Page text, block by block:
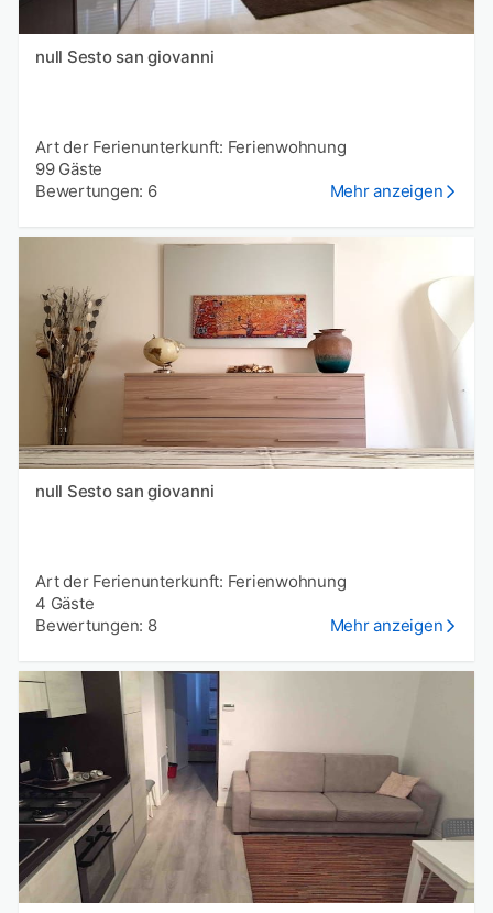
null Sesto san giovanni
Art der Ferienunterkunft: Ferienwohnung
99 Gäste
Bewertungen: 6
Mehr anzeigen
null Sesto san giovanni
Art der Ferienunterkunft: Ferienwohnung
4 Gäste
Bewertungen: 8
Mehr anzeigen